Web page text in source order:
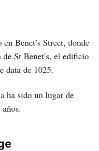
Benet’s Street, donde
St Benet’s, el edificio
data de 1025.
ha sido un lugar de